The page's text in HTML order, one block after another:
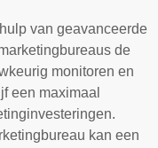
van geavanceerde
de
monitoren en
een maximaal
kan een